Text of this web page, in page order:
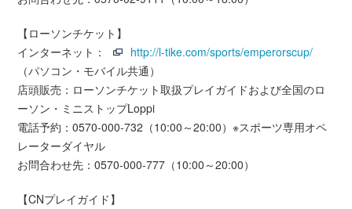
【ローソンチケット】
インターネット：
http://l-tike.com/sports/emperorscup/
（パソコン・モバイル共通）
店頭販売：ローソンチケット取扱プレイガイドおよび全国のロ
ーソン・ミニストップLoppi
電話予約：0570-000-732（10:00～20:00）※スポーツ専用オペ
レーターダイヤル
お問合わせ先：0570-000-777（10:00～20:00）
【CNプレイガイド】